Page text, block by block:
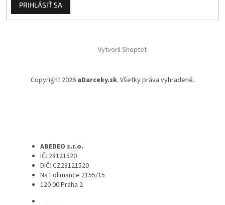
PRIHLÁSIŤ SA
Vytvoril Shoptet
Copyright 2026 aDarceky.sk. Všetky práva vyhradené.
ABEDEO s.r.o.
IČ: 28121520
DIČ: CZ28121520
Na Folimance 2155/15
120 00 Praha 2